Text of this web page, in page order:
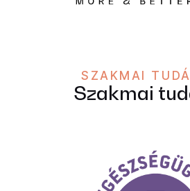
SZAKMAI
Szakmai